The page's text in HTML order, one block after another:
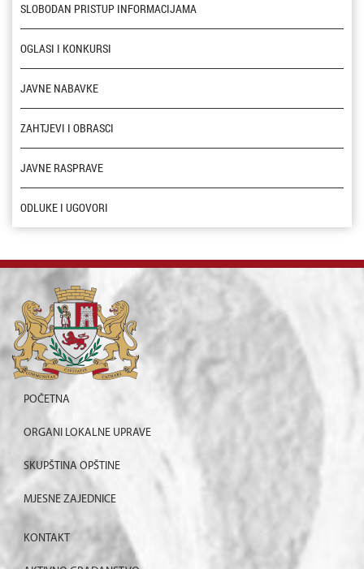
SLOBODAN PRISTUP INFORMACIJAMA
OGLASI I KONKURSI
JAVNE NABAVKE
ZAHTJEVI I OBRASCI
JAVNE RASPRAVE
ODLUKE I UGOVORI
POČETNA
ORGANI LOKALNE UPRAVE
SKUPŠTINA OPŠTINE
MJESNE ZAJEDNICE
KONTAKT